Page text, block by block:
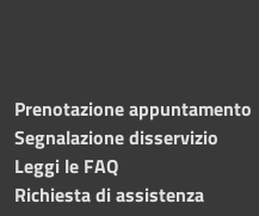
Prenotazione appuntamento
Segnalazione disservizio
Leggi le FAQ
Richiesta di assistenza